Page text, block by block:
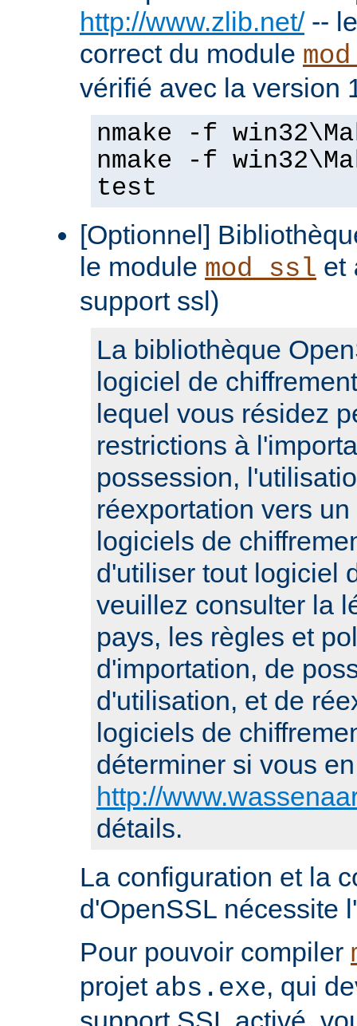
http://www.zlib.net/--
correct du module
vérifié avec la version
nmake -f
nmake -f
test
[Optionnel]
le module mod_ssl et
support ssl)
La bibliothèque
logiciel de
lequel vous résidez
restrictions à
possession,
réexportation vers
logiciels de
d'utiliser tout logiciel
veuillez consulter la
pays, les règles et
d'importation, de
d'utilisation, et de
logiciels de
déterminer si vous
http://
détails.
La configuration et la
d'OpenSSL nécessite
Pour pouvoir compiler
projet abs.exe, qui